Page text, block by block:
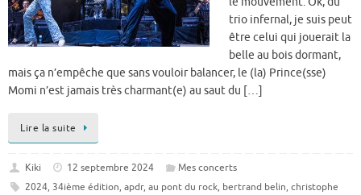
trio infernal, je suis peut
être celui qui jouerait la
belle au bois dormant,
mais ça n’empêche que sans vouloir balancer, le (la) Prince(sse)
Momi n’est jamais très charmant(e) au saut du […]
Lire la suite
Kiki 12 septembre 2024
Mes concerts
2024, 34ième édition, apdr, au pont du rock, bertrand belin, christophe